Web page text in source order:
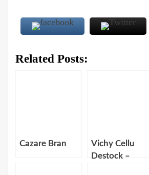
Related Posts:
Cazare Bran
Vichy Cellu
Destock –